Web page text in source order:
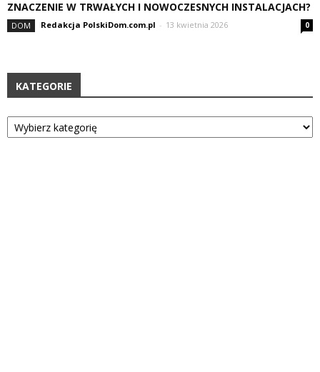
ZNACZENIE W TRWAŁYCH I NOWOCZESNYCH INSTALACJACH?
DOM Redakcja PolskiDom.com.pl - 13 kwietnia 2026 0
KATEGORIE
Kategorie